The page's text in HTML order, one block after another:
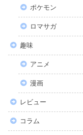
ポケモン
ロマサガ
趣味
アニメ
漫画
レビュー
コラム